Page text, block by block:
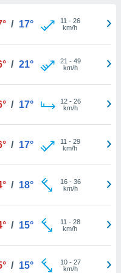
/ 17° 11 - 26
km/h
/ 21° 21 - 49
km/h
/ 17° 12- 26
km/h
/ 17° 11 - 29
km/h
/ 18° 16- 36
km/h
/ 15° 11 - 28
km/h
/ 15° 10- 27
km/h